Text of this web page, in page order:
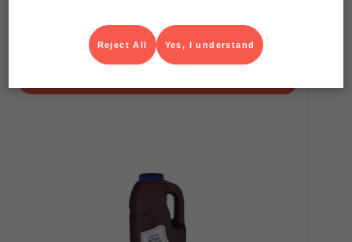
Vitlöksdressing
Färskvaror Art.nr.
756531
Yes, I understand
Reject All